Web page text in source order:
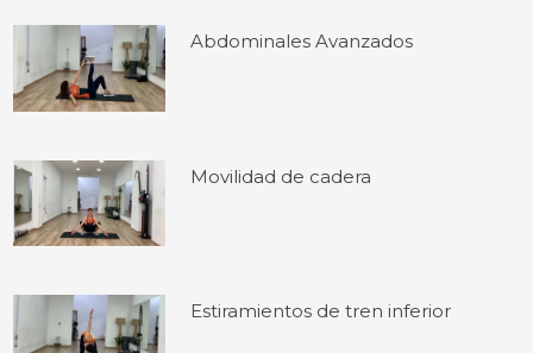
Abdominales Avanzados
Movilidad de cadera
Estiramientos de tren inferior